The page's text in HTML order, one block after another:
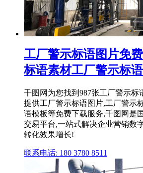
工厂警示标语图片免
标语素材工厂警示标
千图网为您找到987张工厂警示标
提供工厂警示标语图片,工厂警示
语模板等免费下载服务,千图网是
交易平台,一站式解决企业营销数
转化效果增长!
联系电话: 180 3780 8511